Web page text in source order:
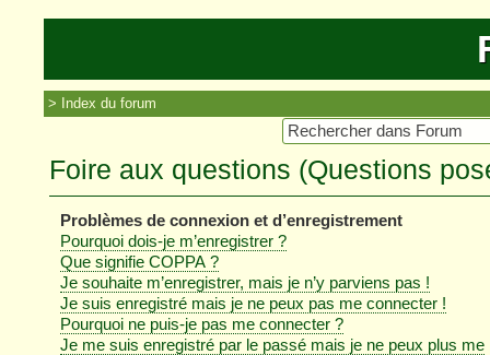
Index du forum
Foire aux questions (Questions
Problèmes de connexion et d’enregistrement
Pourquoi dois-je m’enregistrer ?
Que signifie COPPA ?
Je souhaite m’enregistrer, mais je n’y parviens pas !
Je suis enregistré mais je ne peux pas me connecter !
Pourquoi ne puis-je pas me connecter ?
Je me suis enregistré par le passé mais je ne peux plus me